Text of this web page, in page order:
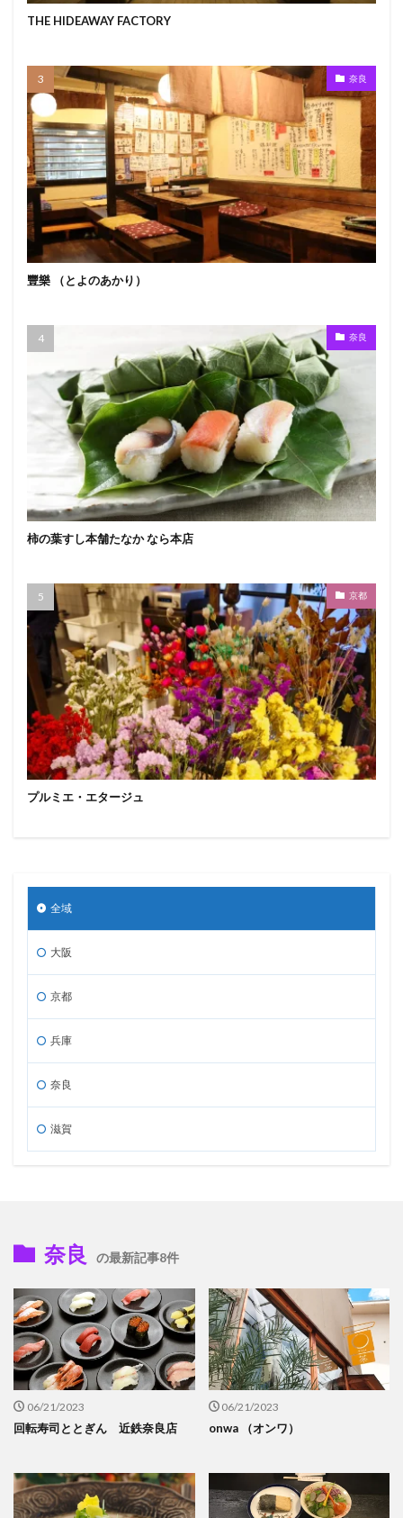
THE HIDEAWAY FACTORY
奈良
豐樂 （とよのあかり）
奈良
柿の葉すし本舗たなか なら本店
京都
プルミエ・エタージュ
全域
大阪
京都
兵庫
奈良
滋賀
奈良 の最新記事8件
06/21/2023
回転寿司ととぎん 近鉄奈良店
06/21/2023
onwa （オンワ）